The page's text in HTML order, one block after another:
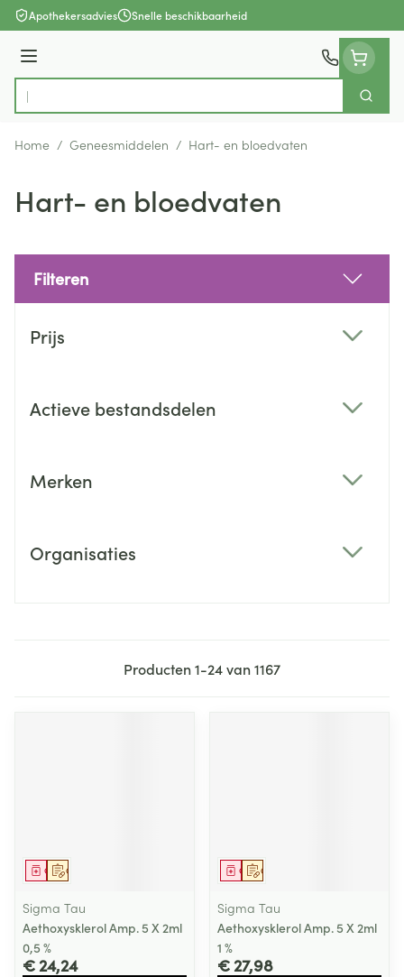
Ga naar de inhoud
Apothekersadvies Snelle beschikbaarheid
Menu
Product, merk, categorie...
Zoek
Home / Geneesmiddelen / Hart- en bloedvaten
Hart- en bloedvaten
Filteren
Prijs
Actieve bestandsdelen
Merken
Organisaties
Producten1-24van1167
Op voorschrift
Geneesmiddel
Sigma Tau
Aethoxysklerol Amp. 5 X 2ml
0,5 %
€ 24,24
Op voorschrift
Geneesmiddel
Sigma Tau
Aethoxysklerol Amp. 5 X 2ml
1 %
€ 27,98